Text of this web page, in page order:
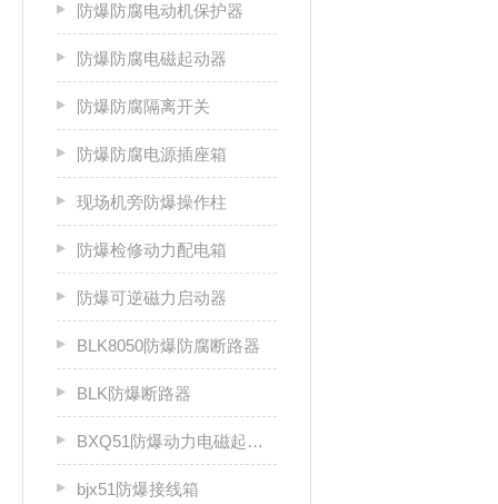
防爆防腐电动机保护器
防爆防腐电磁起动器
防爆防腐隔离开关
防爆防腐电源插座箱
现场机旁防爆操作柱
防爆检修动力配电箱
防爆可逆磁力启动器
BLK8050防爆防腐断路器
BLK防爆断路器
BXQ51防爆动力电磁起动箱
bjx51防爆接线箱